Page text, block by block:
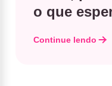
o que
Continue lendo